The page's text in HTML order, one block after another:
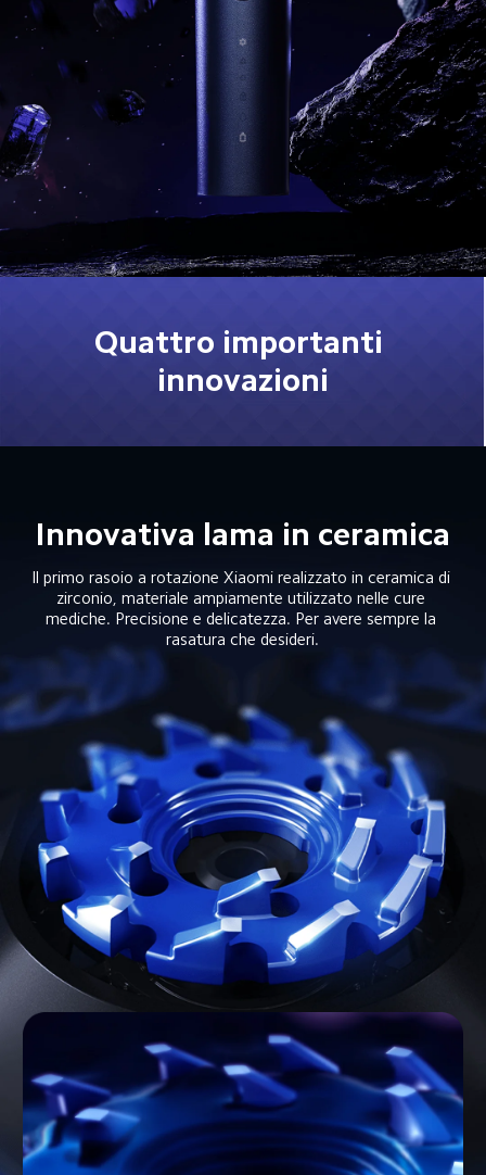
Quattro importanti
innovazioni
Innovativa lama in ceramica
Il primo rasoio a rotazione Xiaomi realizzato in ceramica di
zirconio, materiale ampiamente utilizzato nelle cure
mediche. Precisione e delicatezza. Per avere sempre la
rasatura che desideri.